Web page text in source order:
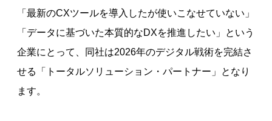
「最新のCXツールを導入したが使いこなせていない」
「データに基づいた本質的なDXを推進したい」という
企業にとって、同社は2026年のデジタル戦術を完結さ
せる「トータルソリューション・パートナー」となり
ます。